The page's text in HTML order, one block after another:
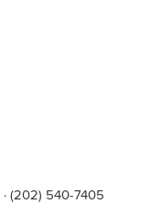
· (202) 540-7405